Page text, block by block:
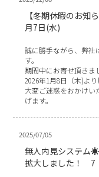
【冬期休暇のお知
月7日(水)
誠に勝手ながら、弊社
す。
期間中にお寄せ頂きま
2026年1月8日（木)よ
大変ご迷惑をおかけい
げます。
2025/07/05
無人内見システム
拡大しました！ 7